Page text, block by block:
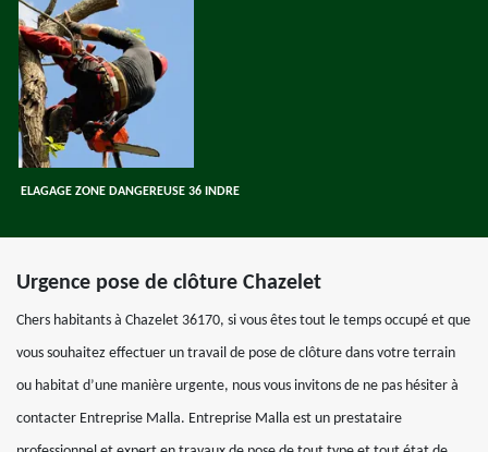
ELAGAGE ZONE DANGEREUSE 36 INDRE
Urgence pose de clôture Chazelet
Chers habitants à Chazelet 36170, si vous êtes tout le temps occupé et que
vous souhaitez effectuer un travail de pose de clôture dans votre terrain
ou habitat d’une manière urgente, nous vous invitons de ne pas hésiter à
contacter Entreprise Malla. Entreprise Malla est un prestataire